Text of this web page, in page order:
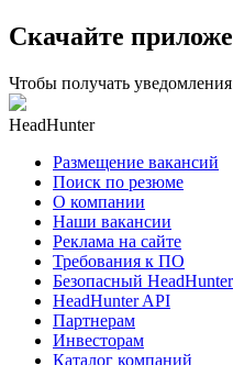
Скачайте
Чтобы получать
HeadHunter
Размещение вакансий
Поиск по резюме
О компании
Наши вакансии
Реклама на сайте
Требования к ПО
Безопасный HeadHunter
HeadHunter API
Партнерам
Инвесторам
Каталог компаний